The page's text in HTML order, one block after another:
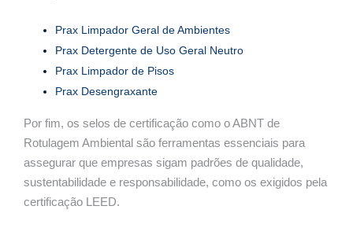
Prax Limpador Geral de Ambientes
Prax Detergente de Uso Geral Neutro
Prax Limpador de Pisos
Prax Desengraxante
Por fim, os selos de certificação como o ABNT de
Rotulagem Ambiental são ferramentas essenciais para
assegurar que empresas sigam padrões de qualidade,
sustentabilidade e responsabilidade, como os exigidos pela
certificação LEED.